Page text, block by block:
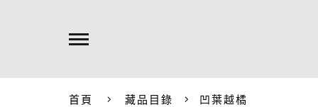
首頁 藏品目錄 凹葉越橘